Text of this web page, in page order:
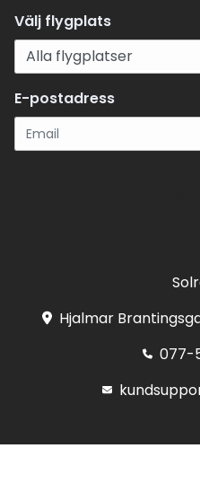
Välj flygplats
E-postadress
Hjalmar
077-